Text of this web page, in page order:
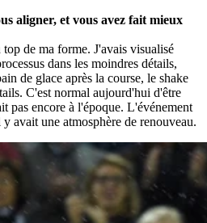
aligner, et vous avez fait mieux
de ma forme. J'avais visualisé
dans les moindres détails,
de glace après la course, le shake
C'est normal aujourd'hui d'être
pas encore à l'époque. L'événement
avait une atmosphère de renouveau.